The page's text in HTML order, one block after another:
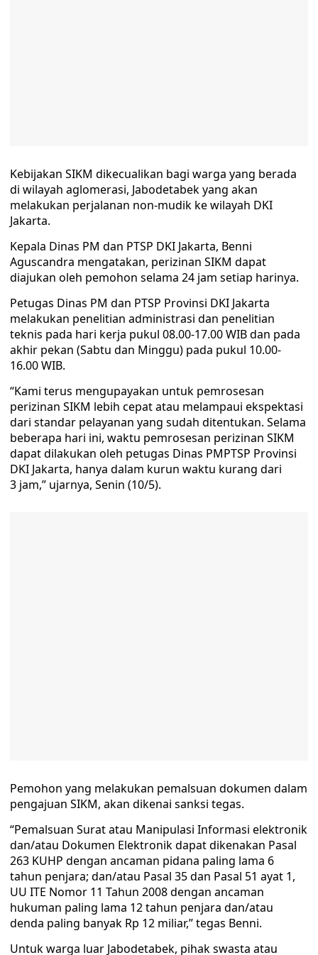
Kebijakan SIKM dikecualikan bagi warga yang berada
di wilayah aglomerasi, Jabodetabek yang akan
melakukan perjalanan non-mudik ke wilayah DKI
Jakarta.
Kepala Dinas PM dan PTSP DKI Jakarta, Benni
Aguscandra mengatakan, perizinan SIKM dapat
diajukan oleh pemohon selama 24 jam setiap harinya.
Petugas Dinas PM dan PTSP Provinsi DKI Jakarta
melakukan penelitian administrasi dan penelitian
teknis pada hari kerja pukul 08.00-17.00 WIB dan pada
akhir pekan (Sabtu dan Minggu) pada pukul 10.00-
16.00 WIB.
“Kami terus mengupayakan untuk pemrosesan
perizinan SIKM lebih cepat atau melampaui ekspektasi
dari standar pelayanan yang sudah ditentukan. Selama
beberapa hari ini, waktu pemrosesan perizinan SIKM
dapat dilakukan oleh petugas Dinas PMPTSP Provinsi
DKI Jakarta, hanya dalam kurun waktu kurang dari
3 jam,” ujarnya, Senin (10/5).
Pemohon yang melakukan pemalsuan dokumen dalam
pengajuan SIKM, akan dikenai sanksi tegas.
“Pemalsuan Surat atau Manipulasi Informasi elektronik
dan/atau Dokumen Elektronik dapat dikenakan Pasal
263 KUHP dengan ancaman pidana paling lama 6
tahun penjara; dan/atau Pasal 35 dan Pasal 51 ayat 1,
UU ITE Nomor 11 Tahun 2008 dengan ancaman
hukuman paling lama 12 tahun penjara dan/atau
denda paling banyak Rp 12 miliar,” tegas Benni.
Untuk warga luar Jabodetabek, pihak swasta atau